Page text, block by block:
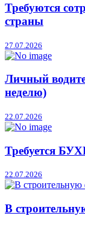
Требуются
страны
27.07.2026
Личный
неделю)
22.07.2026
Требуется
22.07.2026
В